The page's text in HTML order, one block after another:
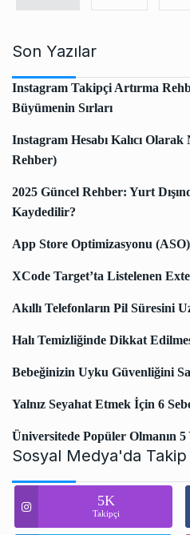
Son Yazılar
Instagram Takipçi Artırma
Büyümenin Sırları
Instagram Hesabı Kalıcı
Rehber)
2025 Güncel Rehber: Yurt
Kaydedilir?
App Store Optimizasyonu (ASO)
XCode Target’ta Listelenen
Akıllı Telefonların Pil Süresini
Halı Temizliğinde Dikkat
Bebeğinizin Uyku Güvenliğini
Yalnız Seyahat Etmek İçin 6
Üniversitede Popüler Olmanın 5
Sosyal Medya'da Takip
5K
Takipçi